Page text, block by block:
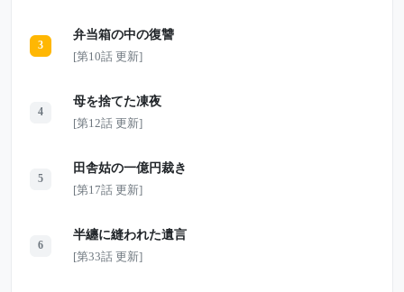
3
弁当箱の中の復讐
[第10話 更新]
4
母を捨てた凍夜
[第12話 更新]
5
田舎姑の一億円裁き
[第17話 更新]
6
半纏に縫われた遺言
[第33話 更新]